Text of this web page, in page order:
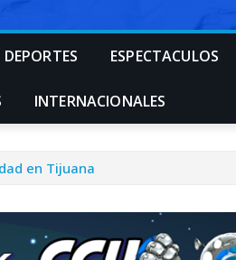
DEPORTES ESPECTACULOS
INTERNACIONALES
en Tijuana